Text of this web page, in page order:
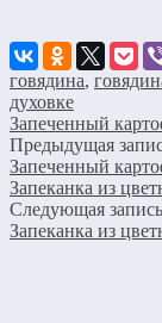
говядина,
духовке
Запеченный
Предыдущая
Запеченный
Запеканка из
Следующая запись
Запеканка из